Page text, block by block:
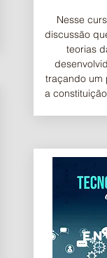
Nesse
discussão
teorias
traçando um
a